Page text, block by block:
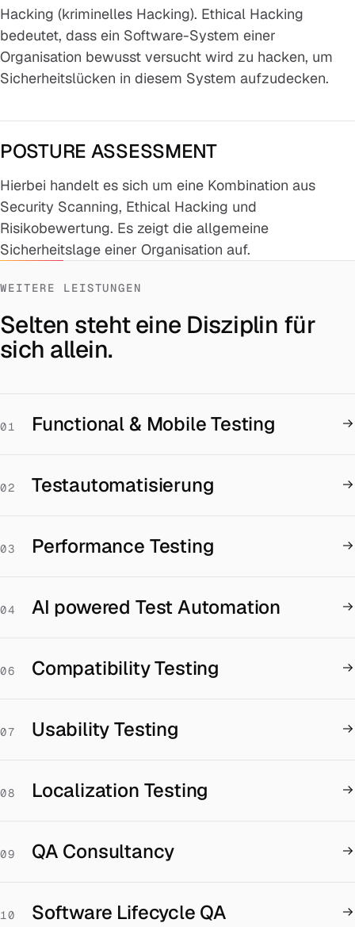
Hacking (kriminelles Hacking). Ethical Hacking
bedeutet, dass ein Software-System einer
Organisation bewusst versucht wird zu hacken, um
Sicherheitslücken in diesem System aufzudecken.
POSTURE ASSESSMENT
Hierbei handelt es sich um eine Kombination aus
Security Scanning, Ethical Hacking und
Risikobewertung. Es zeigt die allgemeine
Sicherheitslage einer Organisation auf.
WEITERE LEISTUNGEN
Selten steht eine Disziplin für
sich allein.
01 Functional & Mobile Testing
02 Testautomatisierung
03 Performance Testing
04 AI powered Test Automation
06 Compatibility Testing
07 Usability Testing
08 Localization Testing
09 QA Consultancy
10 Software Lifecycle QA